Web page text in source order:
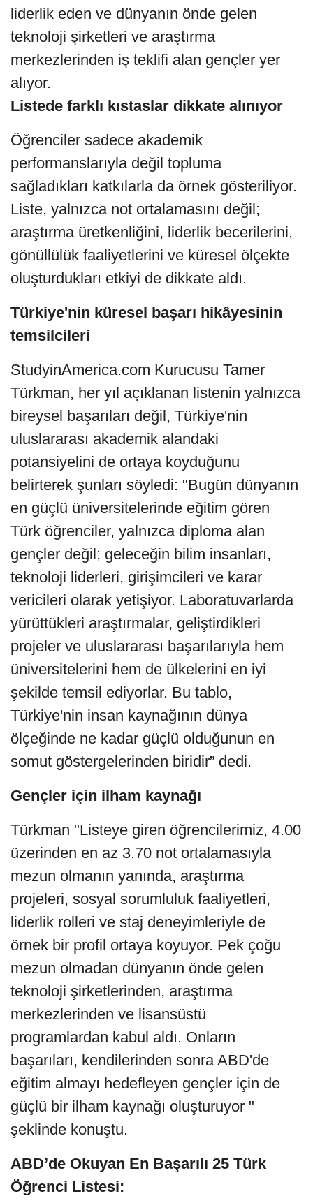
liderlik eden ve dünyanın önde gelen
teknoloji şirketleri ve araştırma
merkezlerinden iş teklifi alan gençler yer
alıyor.
Listede farklı kıstaslar dikkate alınıyor
Öğrenciler sadece akademik
performanslarıyla değil topluma
sağladıkları katkılarla da örnek gösteriliyor.
Liste, yalnızca not ortalamasını değil;
araştırma üretkenliğini, liderlik becerilerini,
gönüllülük faaliyetlerini ve küresel ölçekte
oluşturdukları etkiyi de dikkate aldı.
Türkiye'nin küresel başarı hikâyesinin
temsilcileri
StudyinAmerica.com Kurucusu Tamer
Türkman, her yıl açıklanan listenin yalnızca
bireysel başarıları değil, Türkiye'nin
uluslararası akademik alandaki
potansiyelini de ortaya koyduğunu
belirterek şunları söyledi: "Bugün dünyanın
en güçlü üniversitelerinde eğitim gören
Türk öğrenciler, yalnızca diploma alan
gençler değil; geleceğin bilim insanları,
teknoloji liderleri, girişimcileri ve karar
vericileri olarak yetişiyor. Laboratuvarlarda
yürüttükleri araştırmalar, geliştirdikleri
projeler ve uluslararası başarılarıyla hem
üniversitelerini hem de ülkelerini en iyi
şekilde temsil ediyorlar. Bu tablo,
Türkiye'nin insan kaynağının dünya
ölçeğinde ne kadar güçlü olduğunun en
somut göstergelerinden biridir” dedi.
Gençler için ilham kaynağı
Türkman "Listeye giren öğrencilerimiz, 4.00
üzerinden en az 3.70 not ortalamasıyla
mezun olmanın yanında, araştırma
projeleri, sosyal sorumluluk faaliyetleri,
liderlik rolleri ve staj deneyimleriyle de
örnek bir profil ortaya koyuyor. Pek çoğu
mezun olmadan dünyanın önde gelen
teknoloji şirketlerinden, araştırma
merkezlerinden ve lisansüstü
programlardan kabul aldı. Onların
başarıları, kendilerinden sonra ABD'de
eğitim almayı hedefleyen gençler için de
güçlü bir ilham kaynağı oluşturuyor "
şeklinde konuştu.
ABD’de Okuyan En Başarılı 25 Türk
Öğrenci Listesi: